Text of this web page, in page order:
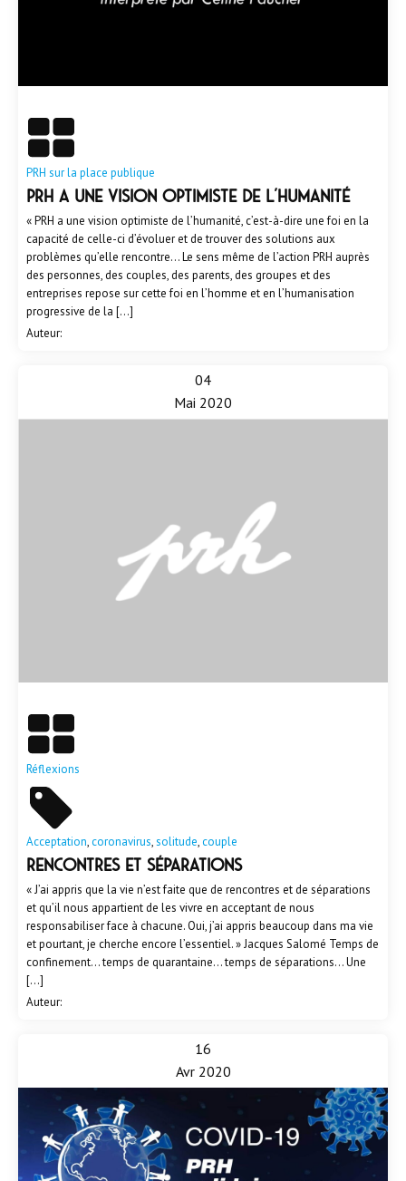
PRH sur la place publique
PRH a une vision optimiste de l’humanité
« PRH a une vision optimiste de l’humanité, c’est-à-dire une foi en la
capacité de celle-ci d’évoluer et de trouver des solutions aux
problèmes qu’elle rencontre… Le sens même de l’action PRH auprès
des personnes, des couples, des parents, des groupes et des
entreprises repose sur cette foi en l’homme et en l’humanisation
progressive de la […]
Auteur:
04
Mai 2020
Réflexions
Acceptation,coronavirus,solitude,couple
Rencontres et séparations
« J’ai appris que la vie n’est faite que de rencontres et de séparations
et qu’il nous appartient de les vivre en acceptant de nous
responsabiliser face à chacune. Oui, j’ai appris beaucoup dans ma vie
et pourtant, je cherche encore l’essentiel. » Jacques Salomé Temps de
confinement… temps de quarantaine… temps de séparations… Une
[…]
Auteur:
16
Avr 2020